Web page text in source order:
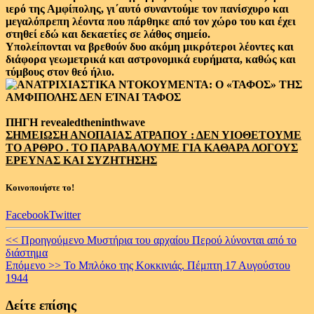
ιερό της Αμφίπολης, γι΄αυτό συναντούμε τον πανίσχυρο και
μεγαλόπρεπη λέοντα που πάρθηκε από τον χώρο του και έχει
στηθεί εδώ και δεκαετίες σε λάθος σημείο.
Υπολείπονται να βρεθούν δυο ακόμη μικρότεροι λέοντες και
διάφορα γεωμετρικά και αστρονομικά ευρήματα, καθώς και
τύμβους στον θεό ήλιο.
ΠΗΓΗ revealedtheninthwave
ΣΗΜΕΙΩΣΗ ΑΝΟΠΑΙΑΣ ΑΤΡΑΠΟΥ : ΔΕΝ ΥΙΟΘΕΤΟΥΜΕ
ΤΟ ΑΡΘΡΟ . ΤΟ ΠΑΡΑΒΑΛΟΥΜΕ ΓΙΑ ΚΑΘΑΡΑ ΛΟΓΟΥΣ
ΕΡΕΥΝΑΣ ΚΑΙ ΣΥΖΗΤΗΣΗΣ
Κοινοποιήστε το!
FacebookTwitter
Continue
Reading
<< Προηγούμενο Μυστήρια του αρχαίου Περού λύνονται από το
διάστημα
Επόμενο >> Το Μπλόκο της Κοκκινιάς. Πέμπτη 17 Αυγούστου
1944
Δείτε επίσης